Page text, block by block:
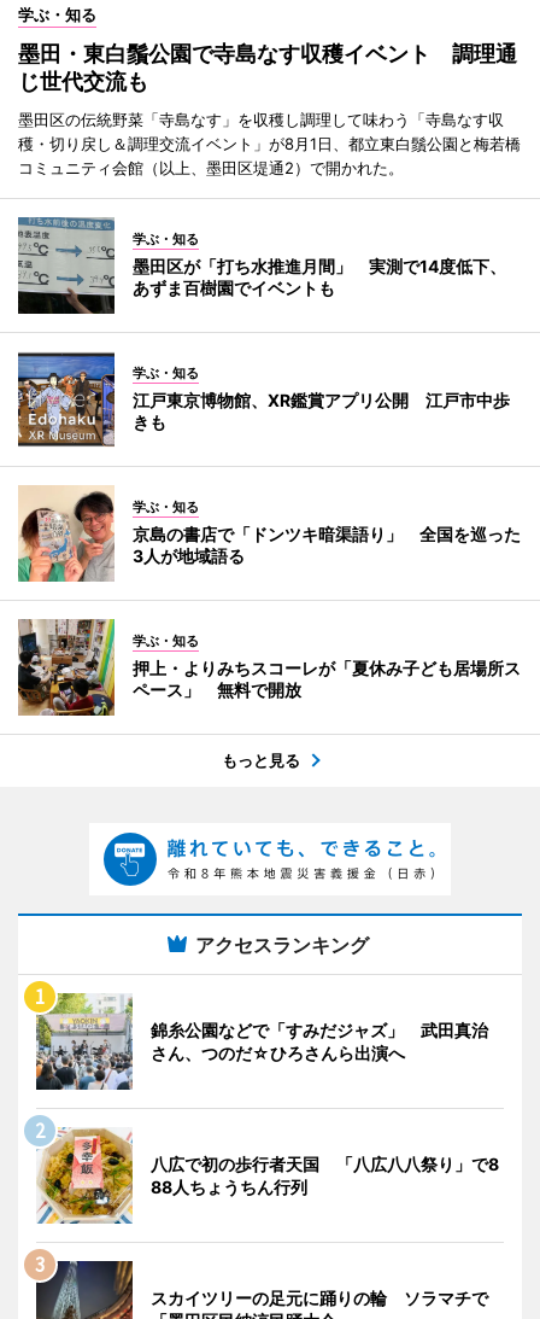
学ぶ・知る
墨田・東白鬚公園で寺島なす収穫イベント 調理通
じ世代交流も
墨田区の伝統野菜「寺島なす」を収穫し調理して味わう「寺島なす収
穫・切り戻し＆調理交流イベント」が8月1日、都立東白鬚公園と梅若橋
コミュニティ会館（以上、墨田区堤通2）で開かれた。
学ぶ・知る
墨田区が「打ち水推進月間」 実測で14度低下、
あずま百樹園でイベントも
学ぶ・知る
江戸東京博物館、XR鑑賞アプリ公開 江戸市中歩
きも
学ぶ・知る
京島の書店で「ドンツキ暗渠語り」 全国を巡った
3人が地域語る
学ぶ・知る
押上・よりみちスコーレが「夏休み子ども居場所ス
ペース」 無料で開放
もっと見る
アクセスランキング
錦糸公園などで「すみだジャズ」 武田真治
さん、つのだ☆ひろさんら出演へ
八広で初の歩行者天国 「八広八八祭り」で8
88人ちょうちん行列
スカイツリーの足元に踊りの輪 ソラマチで